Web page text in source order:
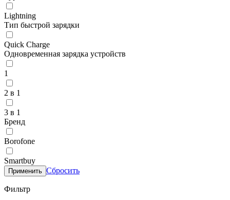
Lightning
Тип быстрой зарядки
Quick Charge
Одновременная зарядка устройств
1
2 в 1
3 в 1
Бренд
Borofone
Smartbuy
Применить Сбросить
Фильтр